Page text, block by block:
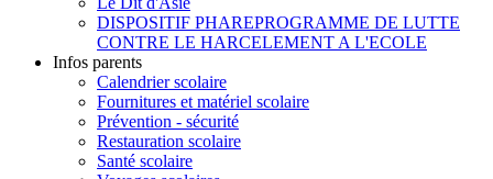
DISPOSITIF PHAREPROGRAMME DE LUTTE
CONTRE LE HARCELEMENT A L'ECOLE
Infos parents
Calendrier scolaire
Fournitures et matériel scolaire
Prévention - sécurité
Restauration scolaire
Santé scolaire